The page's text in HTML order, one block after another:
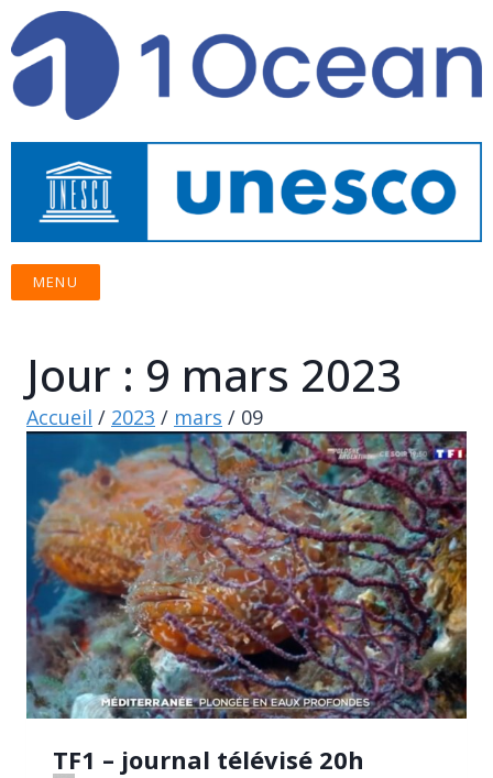
MENU
Jour : 9 mars 2023
Accueil / 2023 / mars / 09
TF1 – journal télévisé 20h